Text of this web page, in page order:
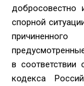
добросовестно
спорной
в соответствии
кодекса